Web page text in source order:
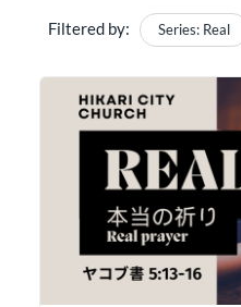
Filtered by: Series: Real